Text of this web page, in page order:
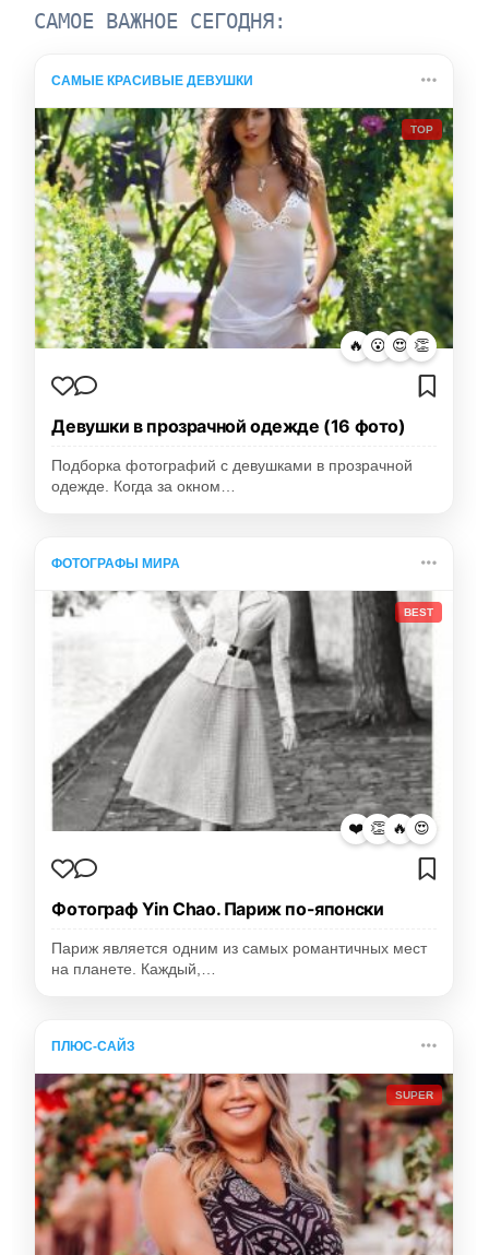
САМОЕ ВАЖНОЕ СЕГОДНЯ:
САМЫЕ КРАСИВЫЕ ДЕВУШКИ
TOP
🔥 😮 😍 👏
Девушки в прозрачной одежде (16 фото)
Подборка фотографий с девушками в прозрачной
одежде. Когда за окном…
ФОТОГРАФЫ МИРА
BEST
❤️ 👏 🔥 😍
Фотограф Yin Chao. Париж по-японски
Париж является одним из самых романтичных мест
на планете. Каждый,…
ПЛЮС-САЙЗ
SUPER